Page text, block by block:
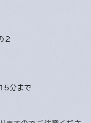
2
分まで